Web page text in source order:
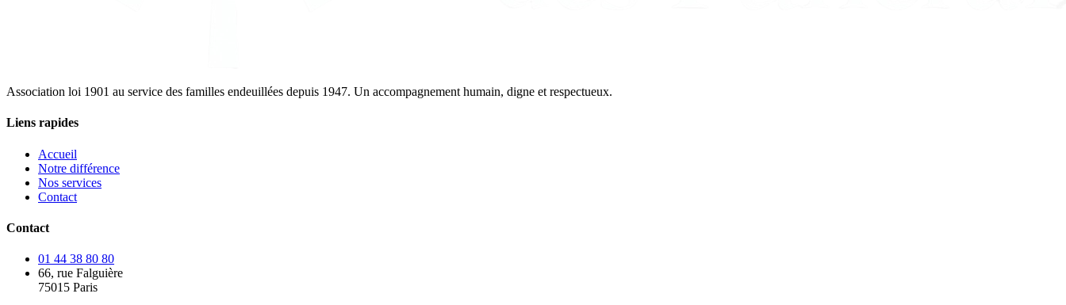
Association loi 1901 au service des familles endeuillées depuis 1947. Un accompagnement humain, digne et respectueux.
Liens rapides
Accueil
Notre différence
Nos services
Contact
Contact
01 44 38 80 80
66, rue Falguière
75015 Paris